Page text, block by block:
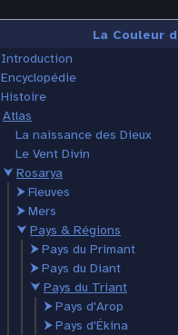
La Couleur
Introduction
Encyclopédie
Histoire
Atlas
La naissance des Dieux
Le Vent Divin
⮟ Rosarya
⮞Fleuves
⮞Mers
⮟ Pays & Régions
⮞Pays du Primant
⮞Pays du Diant
⮟ Pays du Triant
⮞Pays d'Arop
⮞Pays d'Ékina